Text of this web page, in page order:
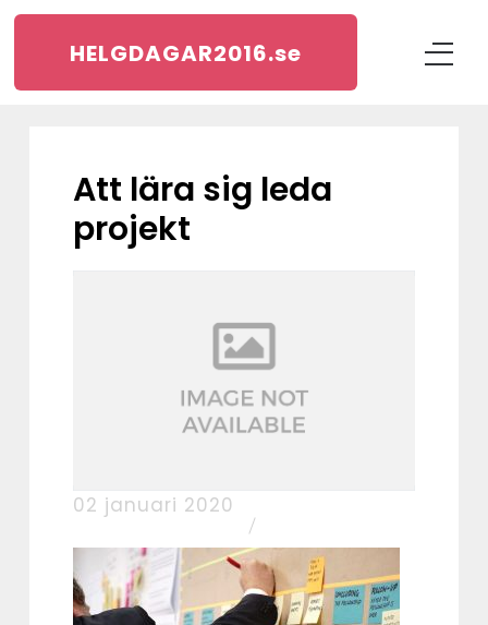
HELGDAGAR2016.se
Att lära sig leda
projekt
02 januari 2020